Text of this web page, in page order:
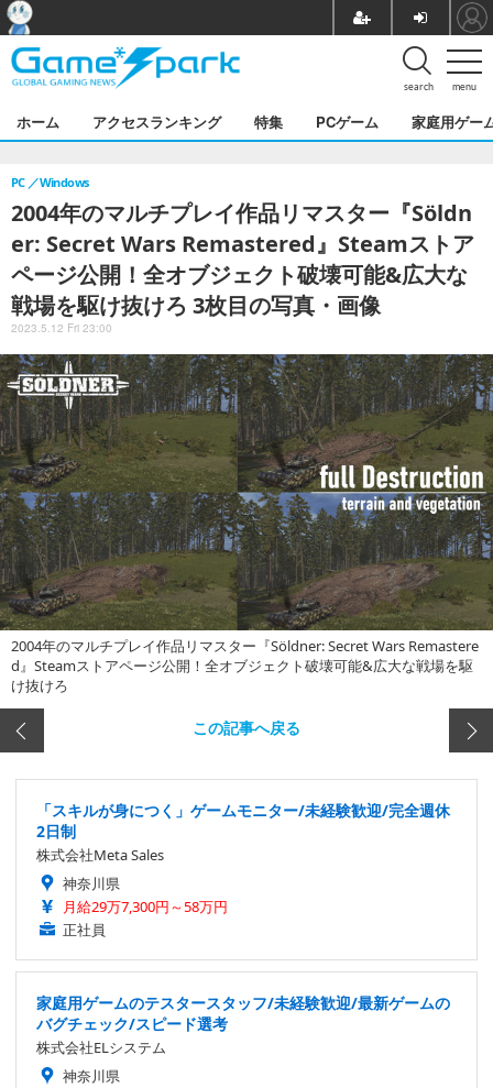
menu
search
ホーム アクセスランキング 特集 PCゲーム 家庭用ゲー
2004年のマルチプレイ作品リマスター『Söldn
er: Secret Wars Remastered』Steamストア
ページ公開！全オブジェクト破壊可能&広大な
戦場を駆け抜けろ 3枚目の写真・画像
PC Windows
2023.5.12 Fri 23:00
2004年のマルチプレイ作品リマスター『Söldner: Secret Wars Remastere
d』Steamストアページ公開！全オブジェクト破壊可能&広大な戦場を駆
け抜けろ
この記事へ戻る
「スキルが身につく」ゲームモニター/未経験歓迎/完全週休
2日制
株式会社Meta Sales
神奈川県
月給29万7,300円～58万円
正社員
家庭用ゲームのテスタースタッフ/未経験歓迎/最新ゲームの
バグチェック/スピード選考
株式会社ELシステム
神奈川県